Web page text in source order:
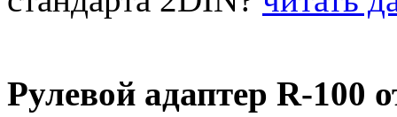
Рулевой адаптер R-100